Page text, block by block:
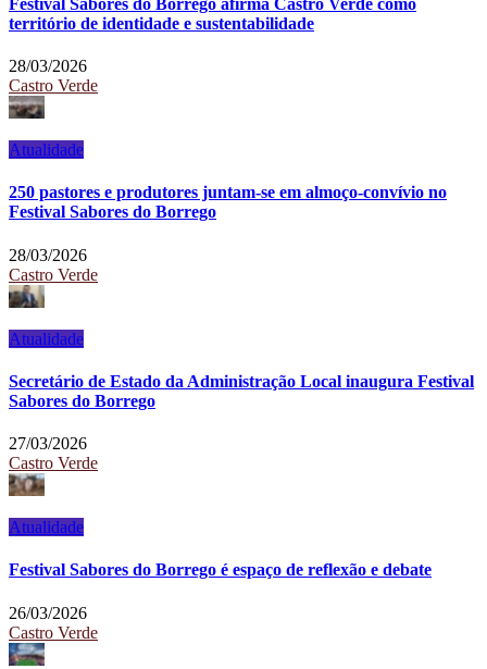
território de identidade e sustentabilidade
28/03/2026
Castro Verde
Atualidade
250 pastores e produtores juntam-se em almoço-convívio no
Festival Sabores do Borrego
28/03/2026
Castro Verde
Atualidade
Secretário de Estado da Administração Local inaugura Festival
Sabores do Borrego
27/03/2026
Castro Verde
Atualidade
Festival Sabores do Borrego é espaço de reflexão e debate
26/03/2026
Castro Verde